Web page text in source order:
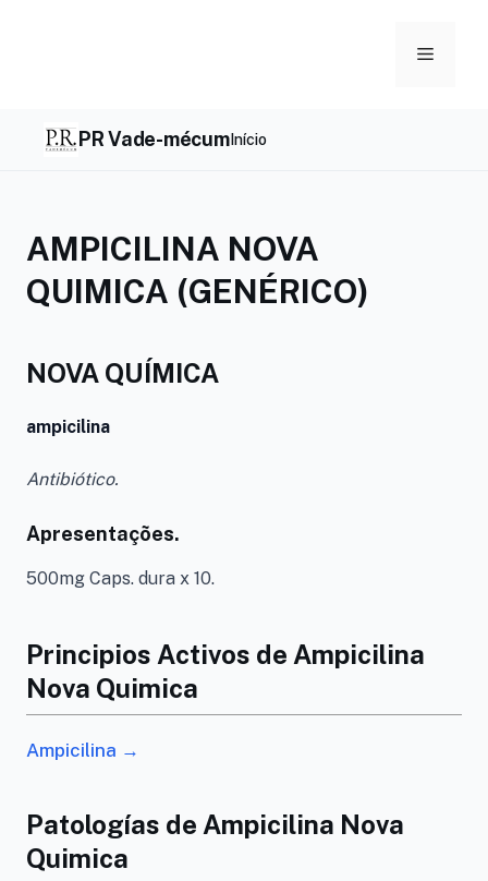
Menu
PR Vade-mécumInício
AMPICILINA NOVA
QUIMICA (GENÉRICO)
NOVA QUÍMICA
ampicilina
Antibiótico.
Apresentações.
500mg Caps. dura x 10.
Principios Activos de Ampicilina
Nova Quimica
Ampicilina →
Patologías de Ampicilina Nova
Quimica